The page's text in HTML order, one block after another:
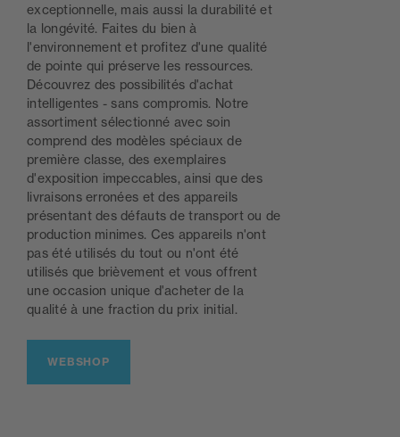
exceptionnelle, mais aussi la durabilité et
la longévité. Faites du bien à
l'environnement et profitez d'une qualité
de pointe qui préserve les ressources.
Découvrez des possibilités d'achat
intelligentes - sans compromis. Notre
assortiment sélectionné avec soin
comprend des modèles spéciaux de
première classe, des exemplaires
d'exposition impeccables, ainsi que des
livraisons erronées et des appareils
présentant des défauts de transport ou de
production minimes. Ces appareils n'ont
pas été utilisés du tout ou n'ont été
utilisés que brièvement et vous offrent
une occasion unique d'acheter de la
qualité à une fraction du prix initial.
WEBSHOP